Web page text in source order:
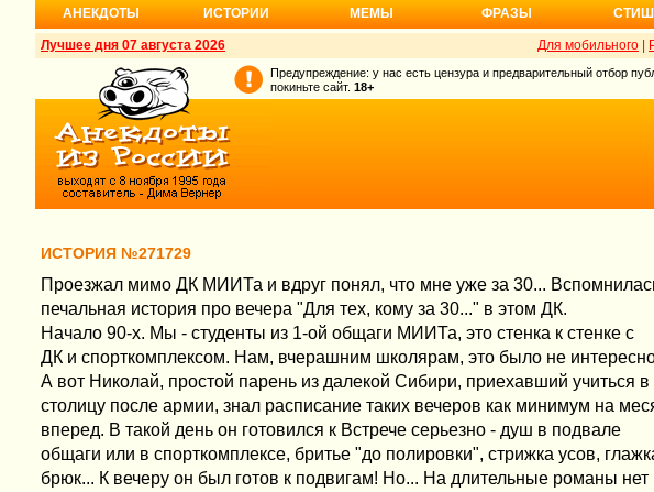
АНЕКДОТЫ ИСТОРИИ МЕМЫ ФРАЗЫ
Лучшее дня 07 августа 2026 Для мобильного
Предупреждение: у нас есть цензура и предварительный отбор
покиньте сайт. 18+
ИСТОРИЯ №271729
Проезжал мимо ДК МИИТа и вдруг понял, что мне уже за 30...
печальная история про вечера "Для тех, кому за 30..." в этом ДК.
Начало 90-х. Мы - студенты из 1-ой общаги МИИТа, это стенка к стенке с
ДК и спорткомплексом. Нам, вчерашним школярам, это было не
А вот Николай, простой парень из далекой Сибири, приехавший учиться в
столицу после армии, знал расписание таких вечеров как минимум на
вперед. В такой день он готовился к Встрече серьезно - душ в подвале
общаги или в спорткомплексе, бритье "до полировки", стрижка усов,
брюк... К вечеру он был готов к подвигам! Но... На длительные романы нет